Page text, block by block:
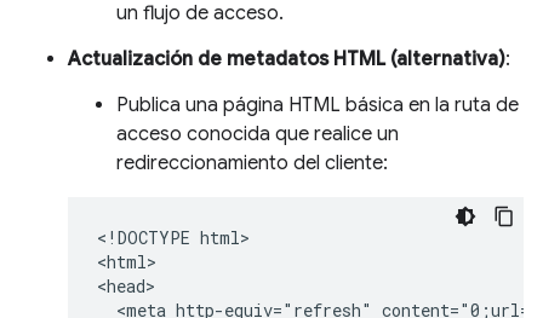
un flujo de acceso.
Actualización de metadatos HTML (alternativa):
Publica una página HTML básica en la ruta de
acceso conocida que realice un
redireccionamiento del cliente:
<!DOCTYPE html>
<html>
<head>
<meta http-equiv="refresh"